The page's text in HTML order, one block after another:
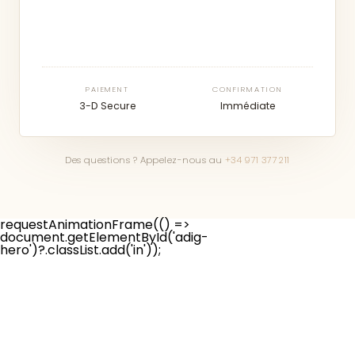
PAIEMENT
3-D Secure
CONFIRMATION
Immédiate
Des questions ? Appelez-nous au +34 971 377 211
requestAnimationFrame(() =>
document.getElementById('adig-
hero')?.classList.add('in'));